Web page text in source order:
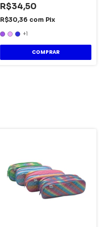
R$34,50
R$30,36 com Pix
+1
COMPRAR